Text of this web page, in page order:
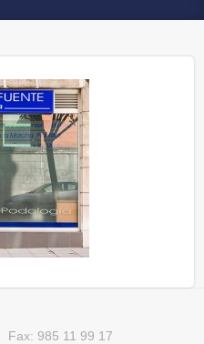
Fax: 985 11 99 17